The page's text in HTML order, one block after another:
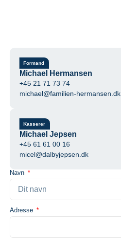
Formand
Michael Hermansen
+45 21 71 73 74
michael@familien-hermansen.dk
Kasserer
Michael Jepsen
+45 61 61 00 16
micel@dalbyjepsen.dk
Navn
Adresse